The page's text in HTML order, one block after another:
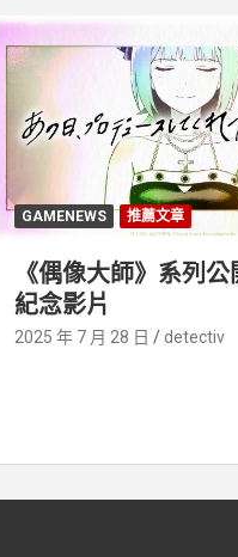
GAMENEWS 推薦文章
《偶像大師》系列
紀念影片
2025 年 7 月 28 日 detectiv